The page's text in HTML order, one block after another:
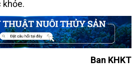
khỏe.
Ban KHKT